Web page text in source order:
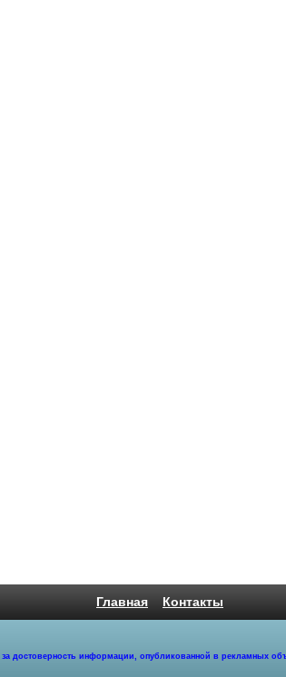
Главная Контакты
за достоверность информации, опубликованной в рекламных